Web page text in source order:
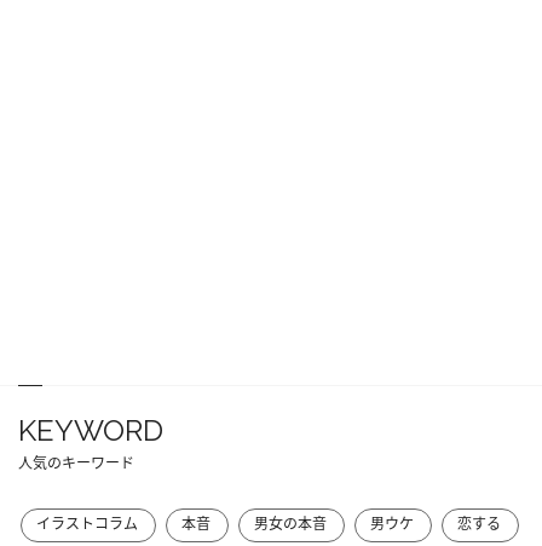
KEYWORD
人気のキーワード
イラストコラム 本音 男女の本音 男ウケ
恋する